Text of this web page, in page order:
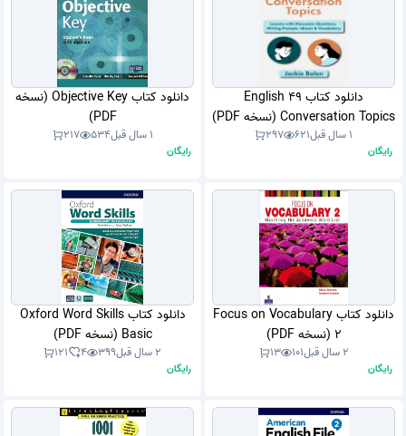
دانلود کتاب 49 English
Conversation Topics (نسخه PDF)
1 سال قبل 621
297
رایگان
دانلود کتاب Objective Key (نسخه
PDF)
1 سال قبل 534
217
رایگان
دانلود کتاب Focus on Vocabulary
2 (نسخه PDF)
2 سال قبل 101
13
رایگان
دانلود کتاب Oxford Word Skills
Basic (نسخه PDF)
2 سال قبل 399
4
121
رایگان